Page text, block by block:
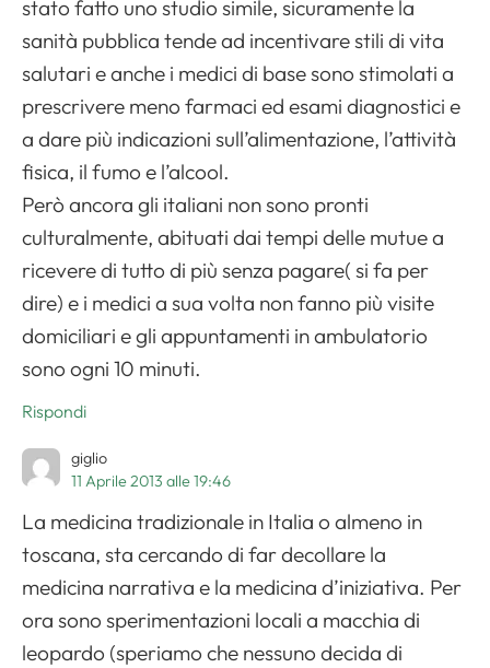
stato fatto uno studio simile, sicuramente la
sanità pubblica tende ad incentivare stili di vita
salutari e anche i medici di base sono stimolati a
prescrivere meno farmaci ed esami diagnostici e
a dare più indicazioni sull’alimentazione, l’attività
fisica, il fumo e l’alcool.
Però ancora gli italiani non sono pronti
culturalmente, abituati dai tempi delle mutue a
ricevere di tutto di più senza pagare( si fa per
dire) e i medici a sua volta non fanno più visite
domiciliari e gli appuntamenti in ambulatorio
sono ogni 10 minuti.
Rispondi
giglio
11 Aprile 2013 alle 19:46
La medicina tradizionale in Italia o almeno in
toscana, sta cercando di far decollare la
medicina narrativa e la medicina d’iniziativa. Per
ora sono sperimentazioni locali a macchia di
leopardo (speriamo che nessuno decida di